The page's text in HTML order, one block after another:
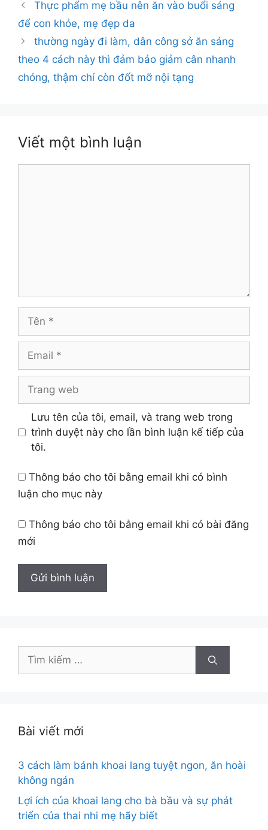
Thực phẩm mẹ bầu nên ăn vào buổi sáng
để con khỏe, mẹ đẹp da
thường ngày đi làm, dân công sở ăn sáng
theo 4 cách này thì đảm bảo giảm cân nhanh
chóng, thậm chí còn đốt mỡ nội tạng
Viết một bình luận
web
Lưu tên của tôi, email, và trang web trong
trình duyệt này cho lần bình luận kế tiếp của
tôi.
Thông báo cho tôi bằng email khi có bình
luận cho mục này
Thông báo cho tôi bằng email khi có bài đăng
mới
Tìm
Bài viết mới
3 cách làm bánh khoai lang tuyệt ngon, ăn hoài
không ngán
Lợi ích của khoai lang cho bà bầu và sự phát
triển của thai nhi mẹ hãy biết